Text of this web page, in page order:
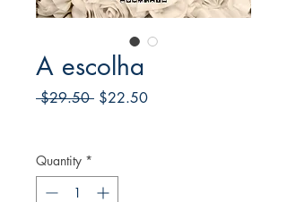
A escolha
$29.50 Regular
$22.50Sale
Quantity *